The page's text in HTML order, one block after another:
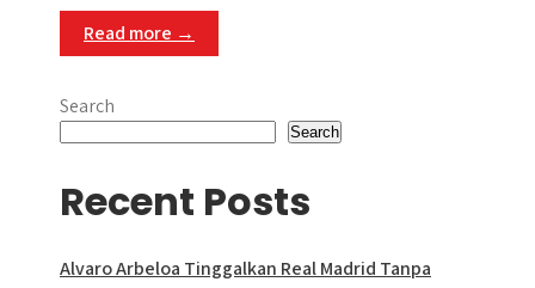
Read more →
Search
Search
Recent Posts
Alvaro Arbeloa Tinggalkan Real Madrid Tanpa